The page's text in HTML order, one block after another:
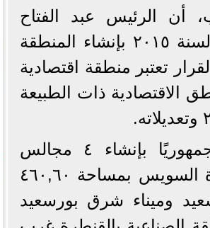
أن الرئيس عبد الفتاح
السيسي، أصدر قرارًا جمهوريا رقم ۳۳۰ لسنة ٢٠١٥ بإنشاء المنطقة
تعتبر منطقة اقتصادية
الاقتصادية ذات الطبيعة
وأشار إلى أنه أصدر الرئيس قرارًا جمهوريًا بإنشاء ٤ مجالس
تخصصية للأراضي الواقعة في منطقة قناة السويس بمساحة ٤٦٠,٦٠
وميناء شرق بورسعيد